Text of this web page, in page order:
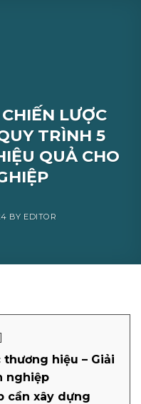
LƯỢC
TRÌNH 5
QUẢ CHO
BY EDITOR
hiệu – Giải
nghiệp
cần xây dựng